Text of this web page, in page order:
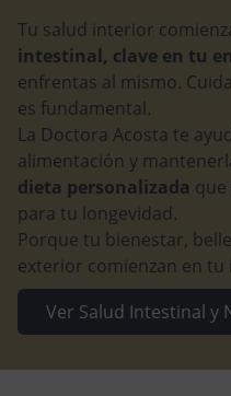
Tu salud interior
intestinal, clave en tu
enfrentas al mismo.
es fundamental.
La Doctora Acosta te
alimentación y
dieta personalizada que
para tu longevidad.
Porque tu bienestar,
exterior comienzan en
Ver Salud Intestinal y